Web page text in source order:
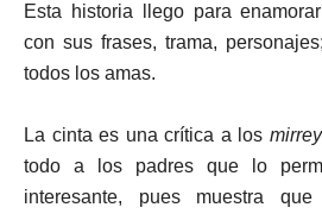
Esta historia llego para
con sus frases, trama,
todos los amas.
La cinta es una crítica a los
todo a los padres que lo
interesante, pues muestra